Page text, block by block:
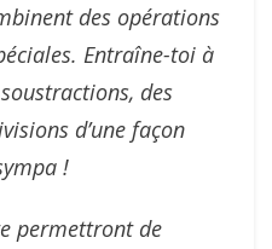
des opérations
Entraîne-toi à
des
d’une façon
!
permettront de